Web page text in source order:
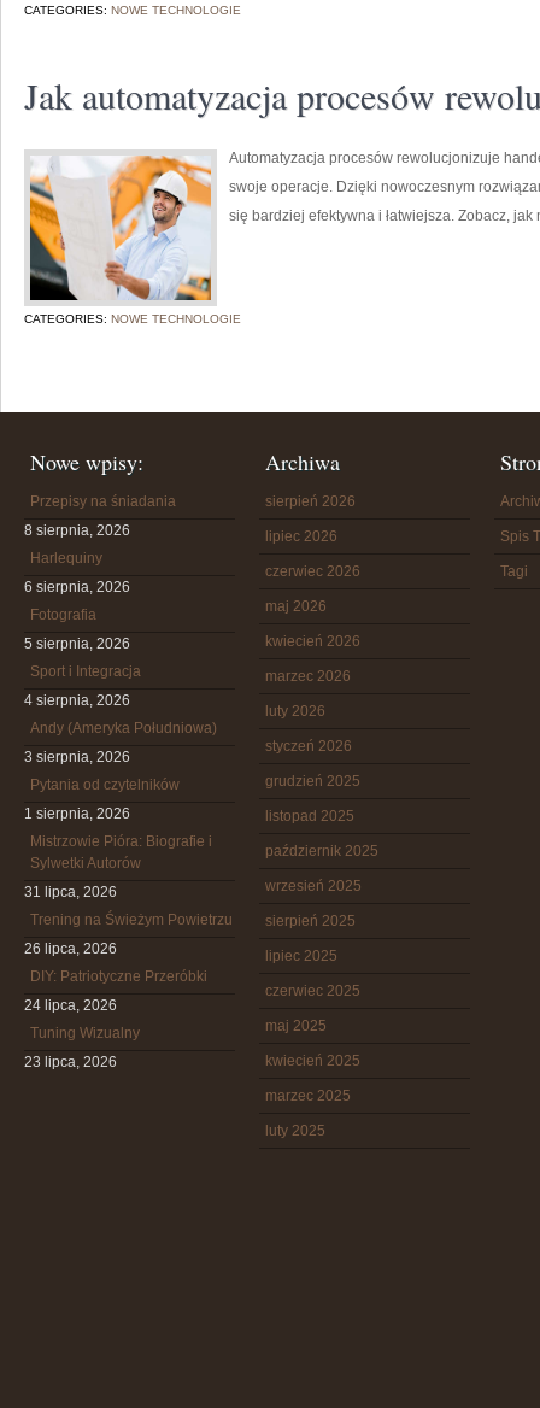
CATEGORIES: NOWE TECHNOLOGIE
Jak automatyzacja procesów
Automatyzacja procesów rewolucjonizuje
swoje operacje. Dzięki nowoczesnym
się bardziej efektywna i łatwiejsza. Zobacz,
CATEGORIES: NOWE TECHNOLOGIE
Nowe wpisy:
Przepisy na śniadania
8 sierpnia, 2026
Harlequiny
6 sierpnia, 2026
Fotografia
5 sierpnia, 2026
Sport i Integracja
4 sierpnia, 2026
Andy (Ameryka Południowa)
3 sierpnia, 2026
Pytania od czytelników
1 sierpnia, 2026
Mistrzowie Pióra: Biografie i
Sylwetki Autorów
31 lipca, 2026
Trening na Świeżym Powietrzu
26 lipca, 2026
DIY: Patriotyczne Przeróbki
24 lipca, 2026
Tuning Wizualny
23 lipca, 2026
Archiwa
sierpień 2026
lipiec 2026
czerwiec 2026
maj 2026
kwiecień 2026
marzec 2026
luty 2026
styczeń 2026
grudzień 2025
listopad 2025
październik 2025
wrzesień 2025
sierpień 2025
lipiec 2025
czerwiec 2025
maj 2025
kwiecień 2025
marzec 2025
luty 2025
Spis
Tagi